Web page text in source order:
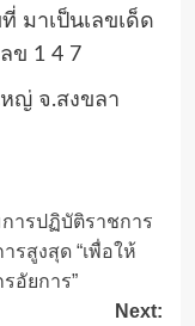
มาเป็นเลขเด็ด
ข 1 4 7
ญ่ จ.สงขลา
ารปฏิบัติราชการ
สูงสุด “เพื่อให้
อัยการ”
Next: